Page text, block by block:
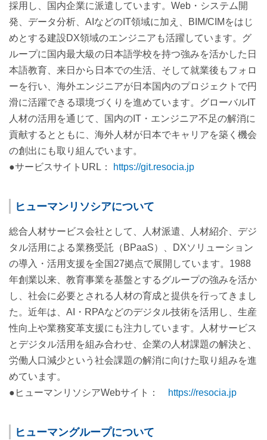
採用し、国内企業に派遣しています。Web・システム開
発、データ分析、AIなどのIT領域に加え、BIM/CIMをはじ
めとする建設DX領域のエンジニアも活躍しています。グ
ループに国内最大級の日本語学校を持つ強みを活かした日
本語教育、来日から日本での生活、そして就業後もフォロ
ーを行い、海外エンジニアが日本国内のプロジェクトで円
滑に活躍できる環境づくりを進めています。グローバルIT
人材の活用を通じて、国内のIT・エンジニア不足の解消に
貢献するとともに、海外人材が日本でキャリアを築く機会
の創出にも取り組んでいます。
●サービスサイトURL：
https://git.resocia.jp
ヒューマンリソシアについて
総合人材サービス会社として、人材派遣、人材紹介、デジ
タル活用による業務受託（BPaaS）、DXソリューション
の導入・活用支援を全国27拠点で展開しています。1988
年創業以来、教育事業を基盤とするグループの強みを活か
し、社会に必要とされる人材の育成と提供を行ってきまし
た。近年は、AI・RPAなどのデジタル技術を活用し、生産
性向上や業務変革支援にも注力しています。人材サービス
とデジタル活用を組み合わせ、企業の人材課題の解決と、
労働人口減少という社会課題の解消に向けた取り組みを進
めています。
●ヒューマンリソシアWebサイト：
https://resocia.jp
ヒューマングループについて